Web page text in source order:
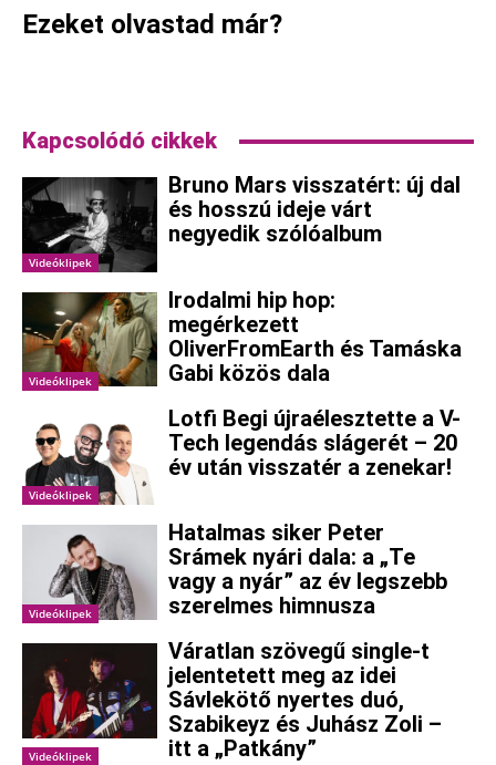
Ezeket olvastad már?
Kapcsolódó cikkek
Videóklipek
Bruno Mars visszatért: új dal
és hosszú ideje várt
negyedik szólóalbum
Videóklipek
Irodalmi hip hop:
megérkezett
OliverFromEarth és Tamáska
Gabi közös dala
Videóklipek
Lotfi Begi újraélesztette a V-
Tech legendás slágerét – 20
év után visszatér a zenekar!
Videóklipek
Hatalmas siker Peter
Srámek nyári dala: a „Te
vagy a nyár” az év legszebb
szerelmes himnusza
Videóklipek
Váratlan szövegű single-t
jelentetett meg az idei
Sávlekötő nyertes duó,
Szabikeyz és Juhász Zoli –
itt a „Patkány”